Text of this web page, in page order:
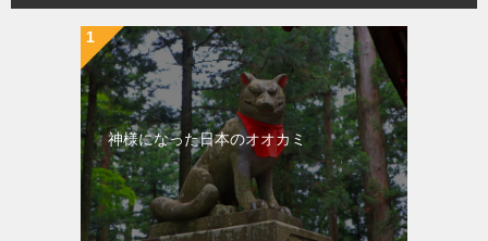
神様になった日本のオオカミ